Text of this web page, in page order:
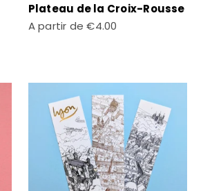
Plateau de la Croix-Rousse
Prix de vente
A partir de€4.00